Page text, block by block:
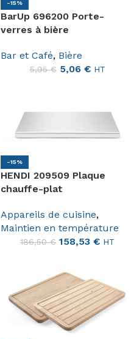
-15%
BarUp 696200 Porte-
verres à bière
Bar et Café, Bière
5,95€ 5,06 € HT
-15%
HENDI 209509 Plaque
chauffe-plat
Appareils de cuisine,
Maintien en température
186,50€ 158,53 € HT